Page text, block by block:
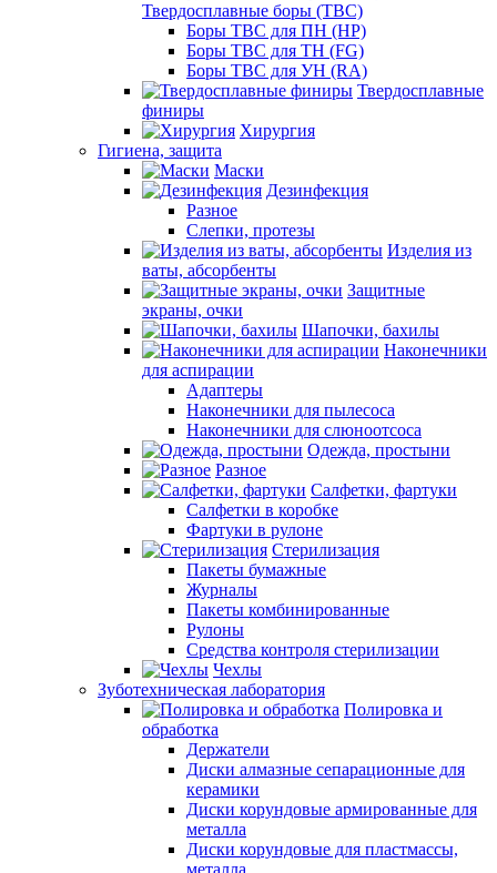
Твердосплавные боры (ТВС)
Боры ТВС для ПН (HP)
Боры ТВС для ТН (FG)
Боры ТВС для УН (RA)
Твердосплавные
финиры
Хирургия
Гигиена, защита
Маски
Дезинфекция
Разное
Слепки, протезы
Изделия из
ваты, абсорбенты
Защитные
экраны, очки
Шапочки, бахилы
Наконечники
для аспирации
Адаптеры
Наконечники для пылесоса
Наконечники для слюноотсоса
Одежда, простыни
Разное
Салфетки, фартуки
Салфетки в коробке
Фартуки в рулоне
Стерилизация
Пакеты бумажные
Журналы
Пакеты комбинированные
Рулоны
Средства контроля стерилизации
Чехлы
Зуботехническая лаборатория
Полировка и
обработка
Держатели
Диски алмазные сепарационные для
керамики
Диски корундовые армированные для
металла
Диски корундовые для пластмассы,
металла